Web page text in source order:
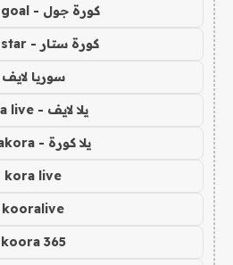
كورة جول - kora goal
كورة ستار - kora star
سوريا لايف
يلا لايف - yalla live
يلا كورة - yallakora
kora live
kooralive
koora 365